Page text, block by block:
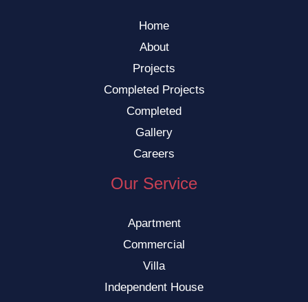
Home
About
Projects
Completed Projects
Completed
Gallery
Careers
Our Service
Apartment
Commercial
Villa
Independent House